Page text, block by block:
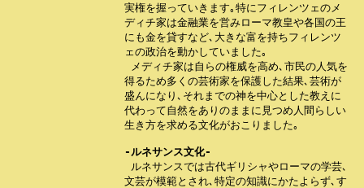
実権を握っていきます｡特にフィレンツェのメ
ディチ家は金融業を営みローマ教皇や各国の王
にも金を貸すなど､大きな富を持ちフィレンツ
ェの政治を動かしていました｡
メディチ家は自らの権威を高め､市民の人気を
得るため多くの芸術家を保護した結果､芸術が
盛んになり､それまでの神を中心とした教えに
代わって自然をありのままに見つめ人間らしい
生き方を求める文化がおこりました｡
-ルネサンス文化-
ルネサンスでは古代ギリシャやローマの学芸､
文芸が模範とされ､特定の知識にかたよらず､す